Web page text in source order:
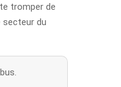
tromper de
secteur du